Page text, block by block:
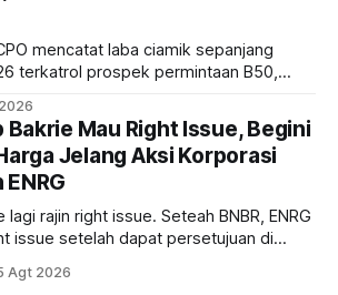
mencatat laba ciamik sepanjang
terkatrol prospek permintaan B50,
mendekati 2027. Kira-kira gimana
masih menarik dilirik sektor ini?
Bakrie Mau Right Issue, Begini
Jelang Aksi Korporasi
lagi rajin right issue. Seteah BNBR, ENRG
issue setelah dapat persetujuan di
jelang right issue
Agt 2026